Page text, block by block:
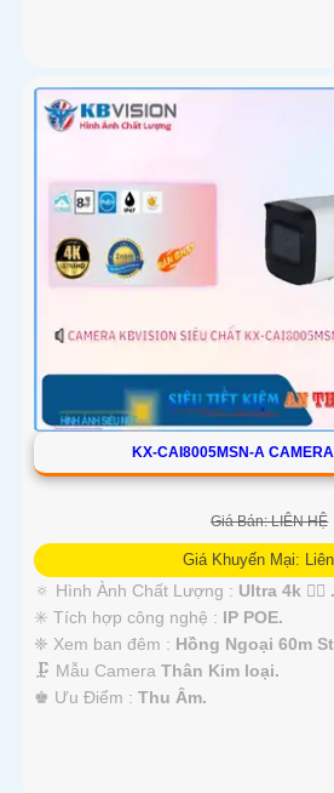
KX-CAI8005MSN-A
Giá Bán: LIÊN HỆ
Giá Khuyến Mại:
🔅 Hình Ành Chất Lượng : Ultra 4k 👍🏾 .
✳️ Tích hợp công nghệ : IP POE.
❈ Xem ban đêm : Hồng Ngoại 60m
🗜️ Mẫu Camera Thân Kim loại.
️♚ Ưu Điểm : Thu Âm.